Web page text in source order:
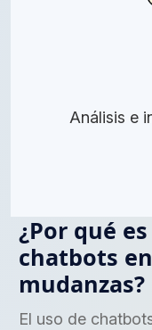
Análisis e
¿Por qué
chatbots
mudanzas?
El uso de